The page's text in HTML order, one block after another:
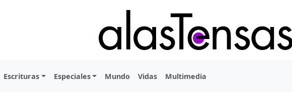
Escrituras Especiales Mundo Vidas Multimedia